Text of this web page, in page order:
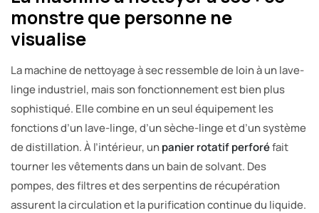
monstre que personne ne
visualise
La machine de nettoyage à sec ressemble de loin à un lave-
linge industriel, mais son fonctionnement est bien plus
sophistiqué. Elle combine en un seul équipement les
fonctions d’un lave-linge, d’un sèche-linge et d’un système
de distillation. À l’intérieur, unpanier rotatif perforéfait
tourner les vêtements dans un bain de solvant. Des
pompes, des filtres et des serpentins de récupération
assurent la circulation et la purification continue du liquide.